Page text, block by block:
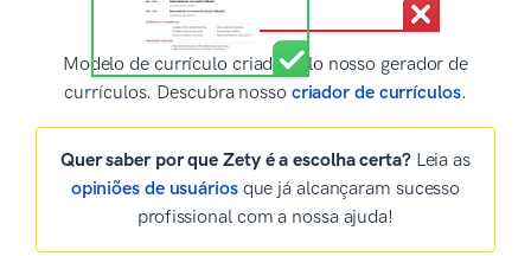
Modelo de currículo criado pelo nosso gerador de
currículos. Descubra nosso criador de currículos.
Quer saber por que Zety é a escolha certa?Leia as
opiniões de usuáriosque já alcançaram sucesso
profissional com a nossa ajuda!